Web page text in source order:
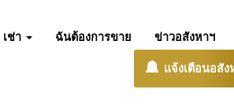
เช่า ฉันต้องการขาย ข่าวอสังหาฯ
แจ้งเตือนอสัง